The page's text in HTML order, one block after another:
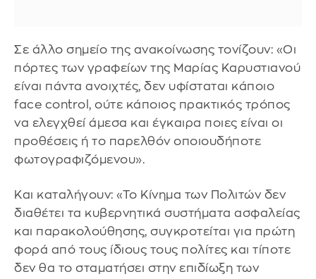
Σε άλλο σημείο της ανακοίνωσης τονίζουν: «Οι
πόρτες των γραφείων της Μαρίας Καρυστιανού
είναι πάντα ανοιχτές, δεν υφίσταται κάποιο
face control, ούτε κάποιος πρακτικός τρόπος
να ελεγχθεί άμεσα και έγκαιρα ποιες είναι οι
προθέσεις ή το παρελθόν οποιουδήποτε
φωτογραφιζόμενου».
Και καταλήγουν: «Το Κίνημα των Πολιτών δεν
διαθέτει τα κυβερνητικά συστήματα ασφαλείας
και παρακολούθησης, συγκροτείται για πρώτη
φορά από τους ίδιους τους πολίτες και τίποτε
δεν θα το σταματήσει στην επιδίωξη των